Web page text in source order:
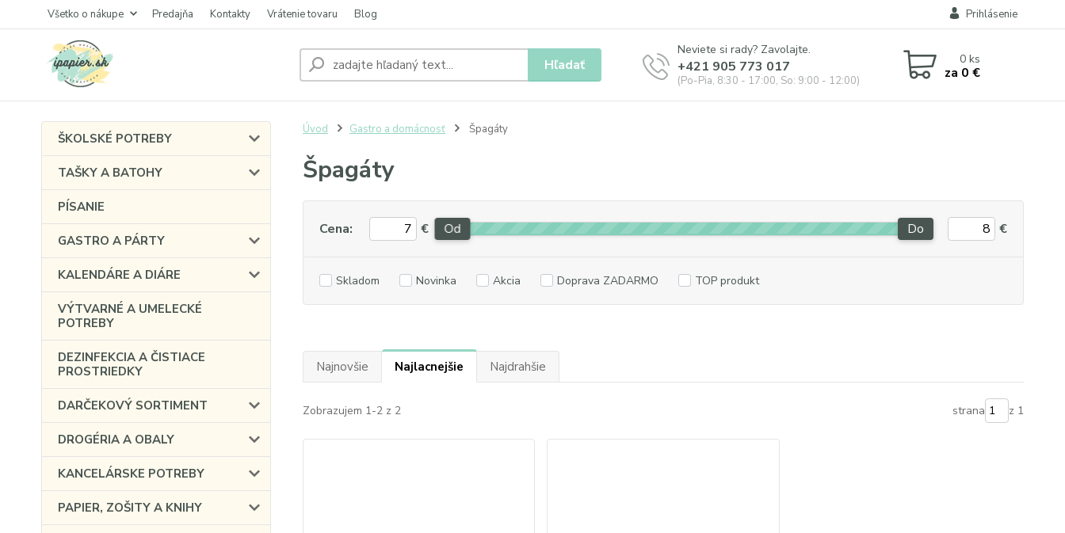
Všetko o nákupe Predajňa Kontakty Vrátenie tovaru Blog Prihlásenie
Hľadať
Neviete si rady? Zavolajte.
+421 905 773 017
(Po-Pia, 8:30 - 17:00, So: 9:00 - 12:00)
0ks
za 0 €
ŠKOLSKÉ POTREBY
TAŠKY A BATOHY
PÍSANIE
GASTRO A PÁRTY
KALENDÁRE A DIÁRE
VÝTVARNÉ A UMELECKÉ
POTREBY
DEZINFEKCIA A ČISTIACE
PROSTRIEDKY
DARČEKOVÝ SORTIMENT
DROGÉRIA A OBALY
KANCELÁRSKE POTREBY
PAPIER, ZOŠITY A KNIHY
Úvod Gastro a domácnosť Špagáty
Špagáty
Cena: € Od Do €
Skladom Novinka Akcia Doprava ZADARMO TOP produkt
Najnovšie Najlacnejšie Najdrahšie
Zobrazujem 1-2 z 2 strana z 1